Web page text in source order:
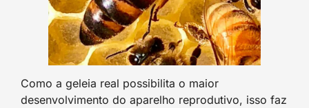
Como a geleia real possibilita o maior
desenvolvimento do aparelho reprodutivo, isso faz